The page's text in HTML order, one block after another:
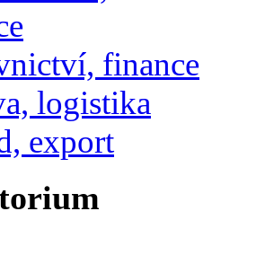
finance
logistika
export